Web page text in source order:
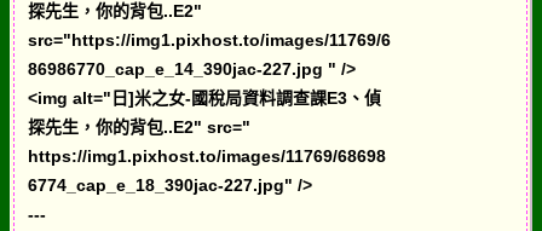
探先生，你的背包..E2"
src="https://img1.pixhost.to/images/11769/6
86986770_cap_e_14_390jac-227.jpg " />
<img alt="日]米之女-國稅局資料調查課E3、偵
探先生，你的背包..E2" src="
https://img1.pixhost.to/images/11769/68698
6774_cap_e_18_390jac-227.jpg" />
---